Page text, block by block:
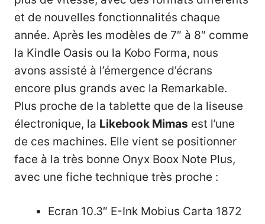
et de nouvelles fonctionnalités chaque
année. Après les modèles de 7″ à 8″ comme
la Kindle Oasis ou la Kobo Forma, nous
avons assisté à l’émergence d’écrans
encore plus grands avec la Remarkable.
Plus proche de la tablette que de la liseuse
électronique, la Likebook Mimas est l’une
de ces machines. Elle vient se positionner
face à la très bonne Onyx Boox Note Plus,
avec une fiche technique très proche :
Ecran 10.3″ E-Ink Mobius Carta 1872